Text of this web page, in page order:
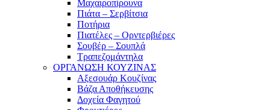
Μαχαιροπίρουνα
Πιάτα – Σερβίτσια
Ποτήρια
Πιατέλες – Ορντερβιέρες
Σουβέρ – Σουπλά
Τραπεζομάντηλα
ΟΡΓΑΝΩΣΗ ΚΟΥΖΙΝΑΣ
Αξεσουάρ Κουζίνας
Βάζα Αποθήκευσης
Δοχεία Φαγητού